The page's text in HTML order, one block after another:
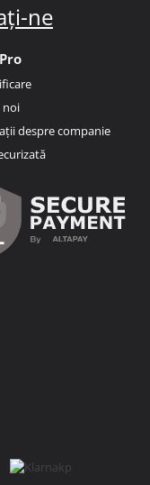
ne
noi
despre companie